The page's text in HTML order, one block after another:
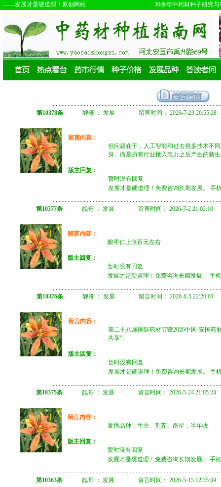
第10378条 靓哥 ： 发展 留言时间： 2026-7-23 20:55:28
留言内容：
但问题在于，人工智能和过去很多技术不
身，而是所有行业接入电力之后产生的新
版主回复：
暂时没有回复
发展才是硬道理！免费咨询长期发展。 手
第10377条 靓哥 ： 发展 留言时间： 2026-7-2 21:02:10
留言内容：
酸枣仁上涨百元左右
版主回复：
暂时没有回复
发展才是硬道理！免费咨询长期发展。 手
第10376条 靓哥 ： 发展 留言时间： 2026-6-5 22:26:01
留言内容：
第二十八届国际药材节暨2026中国·安国
共享”。
版主回复：
暂时没有回复
发展才是硬道理！免费咨询长期发展。 手
第10375条 靓哥 ： 发展 留言时间： 2026-5-24 21:05:24
留言内容：
夏播品种：牛夕、荆芥、南星，半年收
版主回复：
暂时没有回复
发展才是硬道理！免费咨询长期发展。 手
第10363条 靓哥 ： 发展 留言时间： 2026-5-15 12:35:34